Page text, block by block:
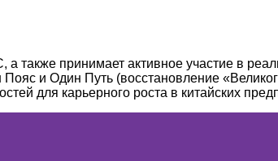
также принимает активное участие в
и Один Путь (восстановление
для карьерного роста в китайских
Норова на должность главного